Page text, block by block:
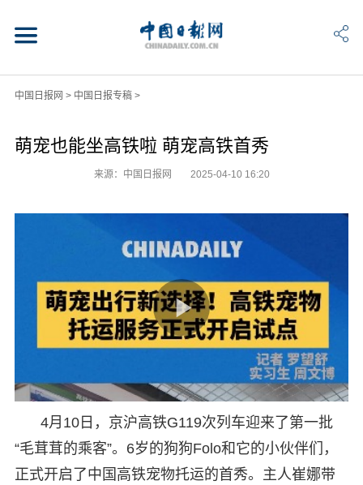
中国日报网 > 中国日报专稿>
萌宠也能坐高铁啦 萌宠高铁首秀
来源：中国日报网 2025-04-10 16:20
4月10日，京沪高铁G119次列车迎来了第一批
“毛茸茸的乘客”。6岁的狗狗Folo和它的小伙伴们，
正式开启了中国高铁宠物托运的首秀。主人崔娜带